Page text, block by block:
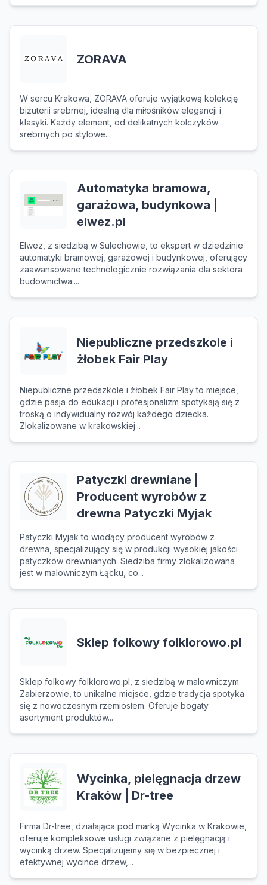
ZORAVA
W sercu Krakowa, ZORAVA oferuje wyjątkową kolekcję
biżuterii srebrnej, idealną dla miłośników elegancji i
klasyki. Każdy element, od delikatnych kolczyków
srebrnych po stylowe...
Automatyka bramowa,
garażowa, budynkowa |
elwez.pl
Elwez, z siedzibą w Sulechowie, to ekspert w dziedzinie
automatyki bramowej, garażowej i budynkowej, oferujący
zaawansowane technologicznie rozwiązania dla sektora
budownictwa....
Niepubliczne przedszkole i
żłobek Fair Play
Niepubliczne przedszkole i żłobek Fair Play to miejsce,
gdzie pasja do edukacji i profesjonalizm spotykają się z
troską o indywidualny rozwój każdego dziecka.
Zlokalizowane w krakowskiej...
Patyczki drewniane |
Producent wyrobów z
drewna Patyczki Myjak
Patyczki Myjak to wiodący producent wyrobów z
drewna, specjalizujący się w produkcji wysokiej jakości
patyczków drewnianych. Siedziba firmy zlokalizowana
jest w malowniczym Łącku, co...
Sklep folkowy folklorowo.pl
Sklep folkowy folklorowo.pl, z siedzibą w malowniczym
Zabierzowie, to unikalne miejsce, gdzie tradycja spotyka
się z nowoczesnym rzemiosłem. Oferuje bogaty
asortyment produktów...
Wycinka, pielęgnacja drzew
Kraków | Dr-tree
Firma Dr-tree, działająca pod marką Wycinka w Krakowie,
oferuje kompleksowe usługi związane z pielęgnacją i
wycinką drzew. Specjalizujemy się w bezpiecznej i
efektywnej wycince drzew,...